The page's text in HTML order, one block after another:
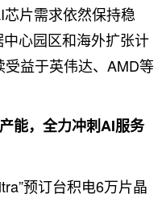
片需求依然保持稳
心园区和海外扩张计
益于英伟达、AMD等
能，全力冲刺AI服务
预订台积电6万片晶